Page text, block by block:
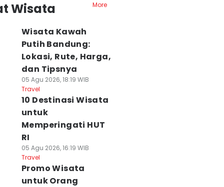
Wisata
More
Wisata Kawah
Putih Bandung:
Lokasi, Rute, Harga,
dan Tipsnya
05 Agu 2026, 18:19 WIB
Travel
10 Destinasi Wisata
untuk
Memperingati HUT
RI
05 Agu 2026, 16:19 WIB
Travel
Promo Wisata
untuk Orang